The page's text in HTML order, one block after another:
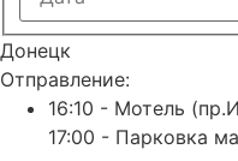
Донецк
Отправление:
16:10 - Мотель
17:00 - Парковка